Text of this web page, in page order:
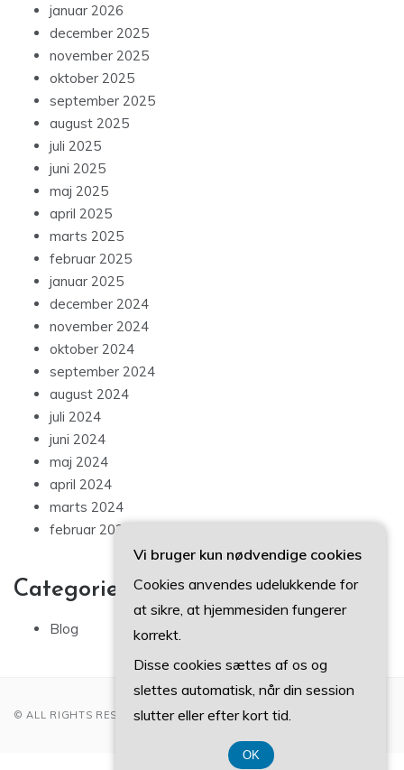
januar 2026
december 2025
november 2025
oktober 2025
september 2025
august 2025
juli 2025
juni 2025
maj 2025
april 2025
marts 2025
februar 2025
januar 2025
december 2024
november 2024
oktober 2024
september 2024
august 2024
juli 2024
juni 2024
maj 2024
april 2024
marts 2024
februar 2024
Categories
Blog
© ALL RIGHTS RESERVED 2022
Vi bruger kun nødvendige cookies
Cookies anvendes udelukkende for
at sikre, at hjemmesiden fungerer
korrekt.
Disse cookies sættes af os og
slettes automatisk, når din session
slutter eller efter kort tid.
OK